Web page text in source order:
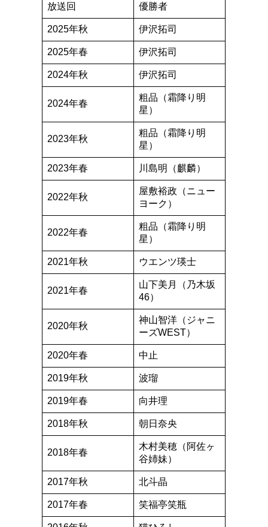
放送回 優勝者
2025年秋 伊沢拓司
2025年春 伊沢拓司
2024年秋 伊沢拓司
2024年春
粗品（霜降り明
星）
2023年秋
粗品（霜降り明
星）
2023年春 川島明（麒麟）
2022年秋
屋敷裕政（ニュー
ヨーク）
2022年春
粗品（霜降り明
星）
2021年秋 ウエンツ瑛士
2021年春
山下美月（乃木坂
46）
2020年秋
神山智洋（ジャニ
ーズWEST）
2020年春 中止
2019年秋 波瑠
2019年春 向井理
2018年秋 朝日奈央
2018年春
木村美穂（阿佐ヶ
谷姉妹）
2017年秋 北斗晶
2017年春 笑福亭笑瓶